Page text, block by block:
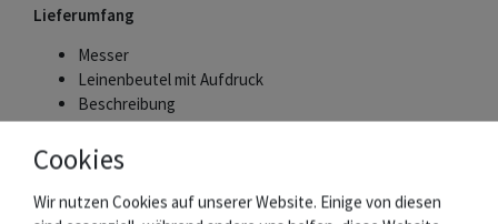
Lieferumfang
Messer
Leinenbeutel mit Aufdruck
Beschreibung
Zertifikat des Herstellers
Cookies
Wir nutzen Cookies auf unserer Website. Einige von diesen